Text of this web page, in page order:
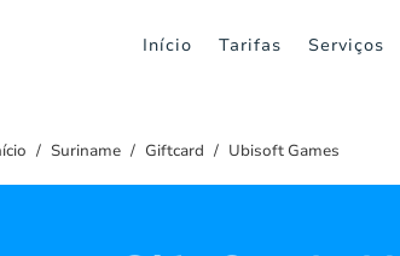
Início Tarifas Serviços
Suriname Giftcard Ubisoft Games